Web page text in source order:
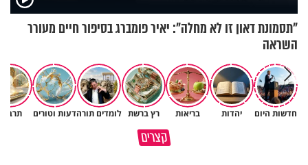
"תסמונת דאון זו לא מחלה": יאיר פומברג בסיפור חיים מעורר
השראה
חדשות היום יהדות בריאות רץ ברשת לומדים תורהדעות וטורים
קצרים
תעצרו לפני שאתם מוציאים דיבה